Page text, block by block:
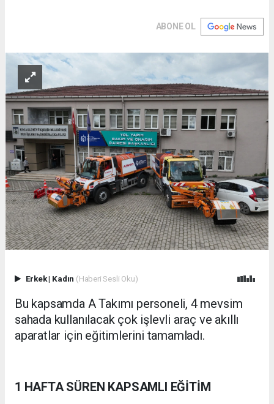
ABONE OL
Erkek| Kadın (Haberi Sesli Oku)
Bu kapsamda A Takımı personeli, 4 mevsim
sahada kullanılacak çok işlevli araç ve akıllı
aparatlar için eğitimlerini tamamladı.
1 HAFTA SÜREN KAPSAMLI EĞİTİM